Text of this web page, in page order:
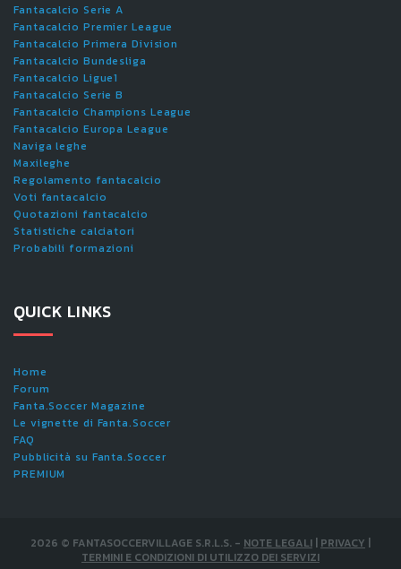
Fantacalcio Serie A
Fantacalcio Premier League
Fantacalcio Primera Division
Fantacalcio Bundesliga
Fantacalcio Ligue1
Fantacalcio Serie B
Fantacalcio Champions League
Fantacalcio Europa League
Naviga leghe
Maxileghe
Regolamento fantacalcio
Voti fantacalcio
Quotazioni fantacalcio
Statistiche calciatori
Probabili formazioni
QUICK LINKS
Home
Forum
Fanta.Soccer Magazine
Le vignette di Fanta.Soccer
FAQ
Pubblicità su Fanta.Soccer
PREMIUM
2026 © FANTASOCCERVILLAGE S.R.L.S. - NOTE LEGALI | PRIVACY |
TERMINI E CONDIZIONI DI UTILIZZO DEI SERVIZI